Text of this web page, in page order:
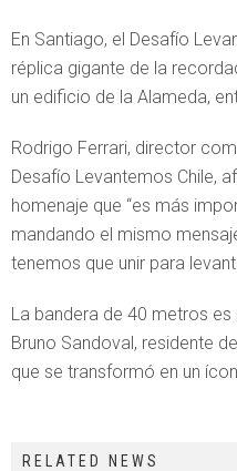
En Santiago, el Desafío
réplica gigante de la
un edificio de la Alameda,
Rodrigo Ferrari, director
Desafío Levantemos Chile,
homenaje que “es más
mandando el mismo
tenemos que unir para
La bandera de 40 metros
Bruno Sandoval, residente
que se transformó en un
RELATED NEWS